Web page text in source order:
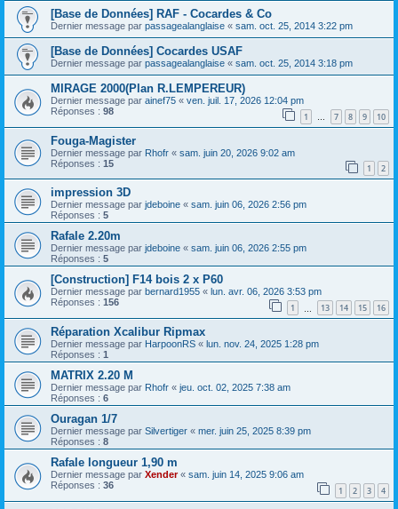
[Base de Données] RAF - Cocardes & Co
Dernier message par passagealanglaise « sam. oct. 25, 2014 3:22 pm
[Base de Données] Cocardes USAF
Dernier message par passagealanglaise « sam. oct. 25, 2014 3:18 pm
MIRAGE 2000(Plan R.LEMPEREUR)
Dernier message par ainef75 « ven. juil. 17, 2026 12:04 pm
Réponses : 98 1 … 7 8 9 10
Fouga-Magister
Dernier message par Rhofr « sam. juin 20, 2026 9:02 am
Réponses : 15 1 2
impression 3D
Dernier message par jdeboine « sam. juin 06, 2026 2:56 pm
Réponses : 5
Rafale 2.20m
Dernier message par jdeboine « sam. juin 06, 2026 2:55 pm
Réponses : 5
[Construction] F14 bois 2 x P60
Dernier message par bernard1955 « lun. avr. 06, 2026 3:53 pm
Réponses : 156 1 13 14 15 16
Réparation Xcalibur Ripmax
Dernier message par HarpoonRS « lun. nov. 24, 2025 1:28 pm
Réponses : 1
MATRIX 2.20 M
Dernier message par Rhofr « jeu. oct. 02, 2025 7:38 am
Réponses : 6
Ouragan 1/7
Dernier message par Silvertiger « mer. juin 25, 2025 8:39 pm
Réponses : 8
Rafale longueur 1,90 m
Dernier message par Xender« sam. juin 14, 2025 9:06 am
Réponses : 36 1 2 3 4